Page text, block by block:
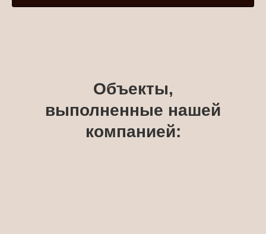
Объекты,
выполненные нашей
компанией: